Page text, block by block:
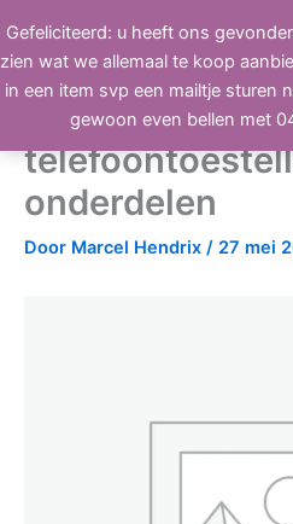
Gefeliciteerd: u heeft ons
zien wat we allemaal te koop
in een item svp een mailtje sturen
gewoon even bellen met
naar
de
inhoud
BEELD, GELUID,
Siemens
onderdelen
Door Marcel Hendrix / 27 mei